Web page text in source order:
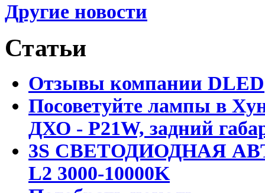
Другие новости
Статьи
Отзывы компании DLED
Посоветуйте лампы в
ДХО - P21W, задний
3S СВЕТОДИОДНАЯ
L2 3000-10000K